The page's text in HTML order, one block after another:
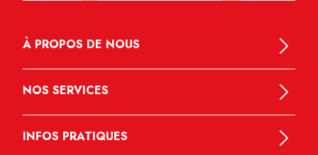
À PROPOS DE NOUS
NOS SERVICES
INFOS PRATIQUES